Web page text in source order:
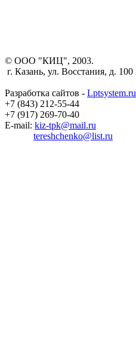
© ООО "КИЦ", 2003.
г. Казань, ул. Восстания, д. 100
Разработка сайтов - Lptsystem.ru
+7 (843) 212-55-44
+7 (917) 269-70-40
E-mail: kiz-tpk@mail.ru
tereshchenko@list.ru